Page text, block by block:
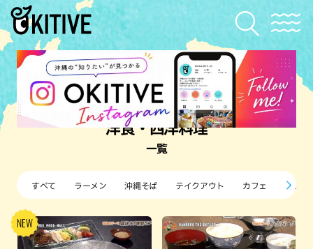
洋食・西洋料理
一覧
すべて ラーメン 沖縄そば テイクアウト カフェ すし・